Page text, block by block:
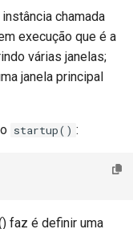
chamada
execução que é a
várias janelas;
janela principal
startup() :
faz é definir uma